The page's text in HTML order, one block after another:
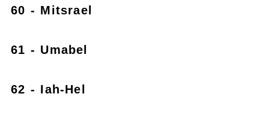
60 - Mitsrael
61 - Umabel
62 - Iah-Hel